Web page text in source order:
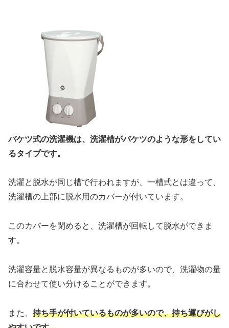
バケツ式の洗濯機は、洗濯槽がバケツのような形をしてい
るタイプです。
洗濯と脱水が同じ槽で行われますが、一槽式とは違って、
洗濯槽の上部に脱水用のカバーが付いています。
このカバーを閉めると、洗濯槽が回転して脱水ができま
す。
洗濯容量と脱水容量が異なるものが多いので、洗濯物の量
に合わせて使い分けることができます。
また、 持ち手が付いているものが多いので、持ち運びがし